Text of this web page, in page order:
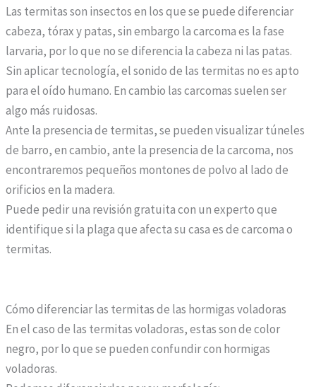
i
d
a
a
d
m
i
c
l
i
Las termitas son insectos en los que se puede diferenciar
cabeza, tórax y patas, sin embargo la carcoma es la fase
larvaria, por lo que no se diferencia la cabeza ni las patas.
Sin aplicar tecnología, el sonido de las termitas no es apto
para el oído humano. En cambio las carcomas suelen ser
algo más ruidosas.
Ante la presencia de termitas, se pueden visualizar túneles
de barro, en cambio, ante la presencia de la carcoma, nos
encontraremos pequeños montones de polvo al lado de
orificios en la madera.
Puede pedir una revisión gratuita con un experto que
identifique si la plaga que afecta su casa es de carcoma o
termitas.
Cómo diferenciar las termitas de las hormigas voladoras
En el caso de las termitas voladoras, estas son de color
negro, por lo que se pueden confundir con hormigas
voladoras.